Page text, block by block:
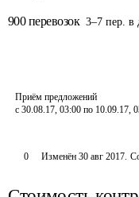
900 перевозок 3–7 пер. в
Приём предложений
с 30.08.17, 03:00 по 10.09.17,
0 Изменён 30 авг 2017.